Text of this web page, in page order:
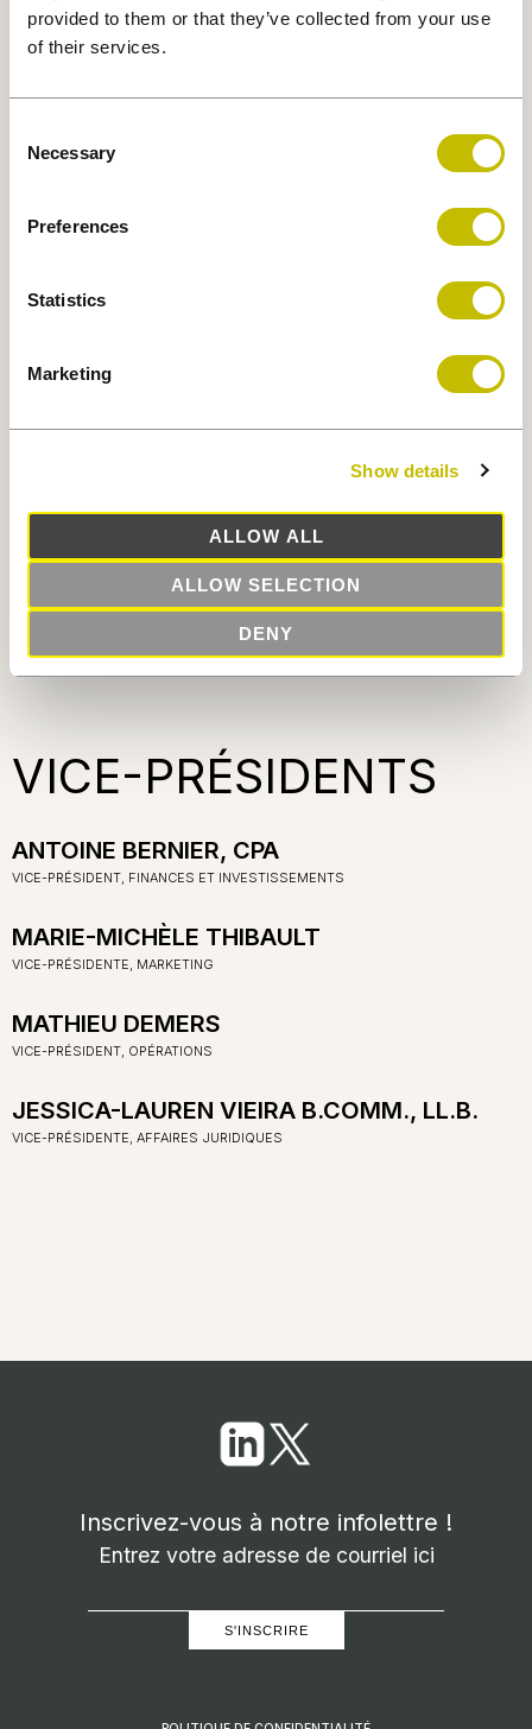
provided to them or that they’ve collected from your use
of their services.
Selection
Necessary
Preferences
Statistics
Marketing
Show details
ALLOW ALL
ALLOW SELECTION
DENY
NICOLAS DÉSOURDY
CLAUDE MARCOTTE
VICE-PRÉSIDENT EXÉCUTIF ET ASSOCIÉ
MICHAEL STROLL
VICE-PRÉSIDENT PRINCIPAL, LOCATION ET ASSOCIÉ
VICE-PRÉSIDENTS
ANTOINE BERNIER, CPA
VICE-PRÉSIDENT, FINANCES ET INVESTISSEMENTS
MARIE-MICHÈLE THIBAULT
VICE-PRÉSIDENTE, MARKETING
MATHIEU DEMERS
VICE-PRÉSIDENT, OPÉRATIONS
JESSICA-LAUREN VIEIRA B.COMM., LL.B.
VICE-PRÉSIDENTE, AFFAIRES JURIDIQUES
ainsi qu’avec les consultants externes impliqués
dans la planification et la réalisation des projets de
Inscrivez-vous à notre infolettre !
Entrez votre adresse de courriel ici
S'INSCRIRE